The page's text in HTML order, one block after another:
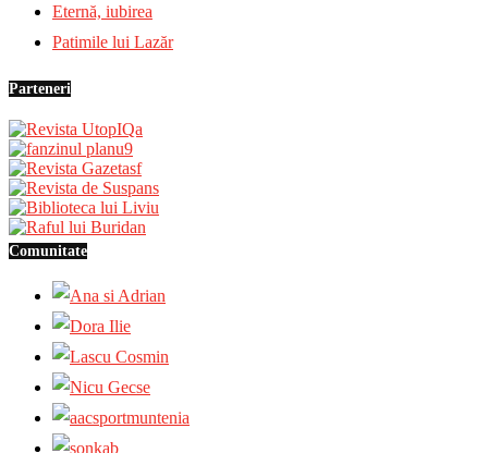
Eternă, iubirea
Patimile lui Lazăr
Parteneri
Comunitate